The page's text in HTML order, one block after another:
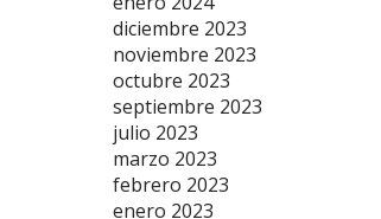
diciembre 2023
noviembre 2023
octubre 2023
septiembre 2023
julio 2023
marzo 2023
febrero 2023
enero 2023